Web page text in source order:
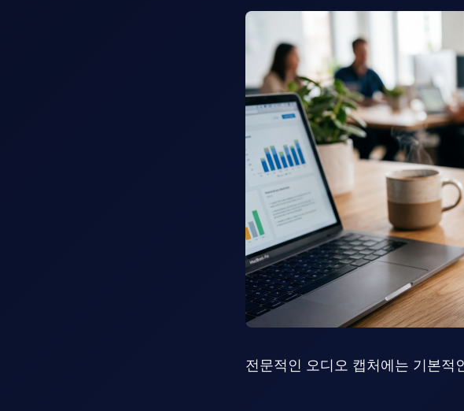
전문적인 오디오 캡처에는 기본적